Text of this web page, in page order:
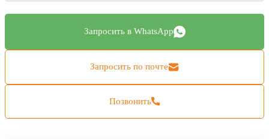
Запросить в WhatsApp
Запросить по почте
Позвонить